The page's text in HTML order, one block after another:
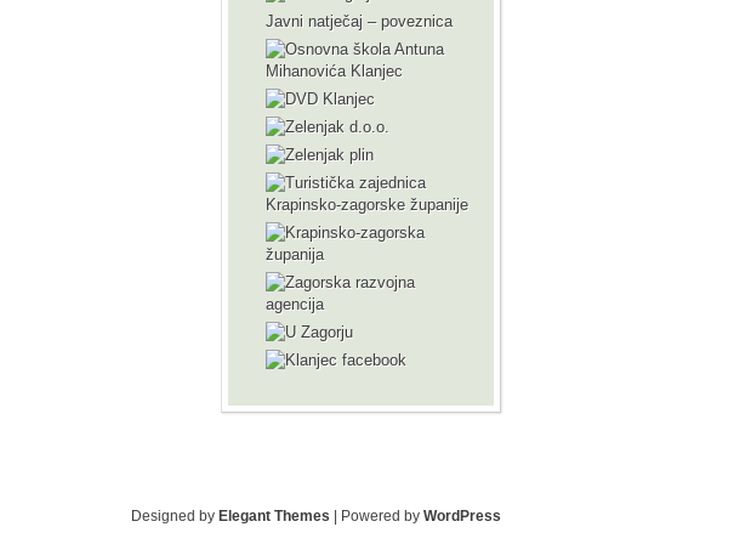
Javni natječaj – poveznica
Designed by Elegant Themes | Powered by WordPress